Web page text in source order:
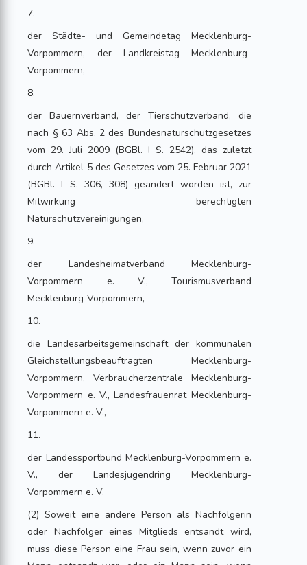
7.
der Städte- und Gemeindetag Mecklenburg-
Vorpommern, der Landkreistag Mecklenburg-
Vorpommern,
8.
der Bauernverband, der Tierschutzverband, die
nach § 63 Abs. 2 des Bundesnaturschutzgesetzes
vom 29. Juli 2009 (BGBl. I S. 2542), das zuletzt
durch Artikel 5 des Gesetzes vom 25. Februar 2021
(BGBl. I S. 306, 308) geändert worden ist, zur
Mitwirkung berechtigten
Naturschutzvereinigungen,
9.
der Landesheimatverband Mecklenburg-
Vorpommern e. V., Tourismusverband
Mecklenburg-Vorpommern,
10.
die Landesarbeitsgemeinschaft der kommunalen
Gleichstellungsbeauftragten Mecklenburg-
Vorpommern, Verbraucherzentrale Mecklenburg-
Vorpommern e. V., Landesfrauenrat Mecklenburg-
Vorpommern e. V.,
11.
der Landessportbund Mecklenburg-Vorpommern e.
V., der Landesjugendring Mecklenburg-
Vorpommern e. V.
(2) Soweit eine andere Person als Nachfolgerin
oder Nachfolger eines Mitglieds entsandt wird,
muss diese Person eine Frau sein, wenn zuvor ein